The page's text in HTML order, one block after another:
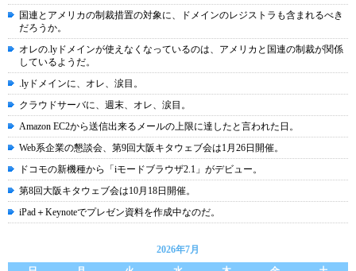
国連とアメリカの制裁措置の対象に、ドメインのレジストラも含まれるべき
だろうか。
オレの.lyドメインが使えなくなっているのは、アメリカと国連の制裁が関係
しているようだ。
.lyドメインに、オレ、涙目。
クラウドサーバに、週末、オレ、涙目。
Amazon EC2から送信出来るメールの上限に達したと言われた日。
Web系企業の懇談会、第9回大阪キタウェブ会は1月26日開催。
ドコモの新機種から「iモードブラウザ2.1」がデビュー。
第8回大阪キタウェブ会は10月18日開催。
iPad＋Keynoteでプレゼン資料を作成中なのだ。
2026年7月